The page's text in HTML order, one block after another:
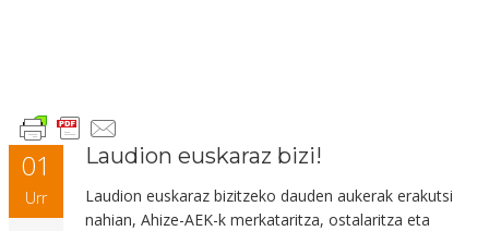
01
Urr
Laudion euskaraz bizi!
Laudion euskaraz bizitzeko dauden aukerak erakutsi
nahian, Ahize-AEK-k merkataritza, ostalaritza eta